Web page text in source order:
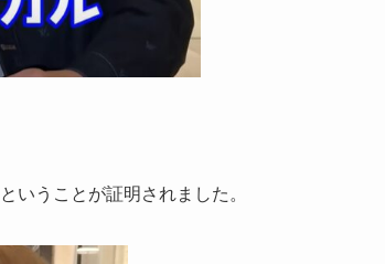
いうことが証明されました。